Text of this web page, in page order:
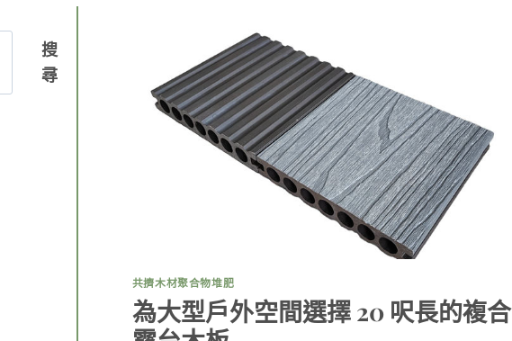
共擠木材聚合物堆肥
為大型戶外空間選擇 20 呎長的複合
搜
尋